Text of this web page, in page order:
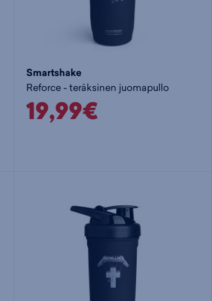
Smartshake
Reforce - teräksinen juomapullo
19,99€